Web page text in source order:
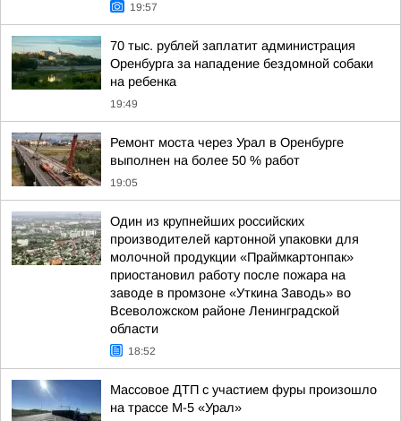
19:57
70 тыс. рублей заплатит администрация
Оренбурга за нападение бездомной собаки
на ребенка
19:49
Ремонт моста через Урал в Оренбурге
выполнен на более 50 % работ
19:05
Один из крупнейших российских
производителей картонной упаковки для
молочной продукции «Праймкартонпак»
приостановил работу после пожара на
заводе в промзоне «Уткина Заводь» во
Всеволожском районе Ленинградской
области
18:52
Массовое ДТП с участием фуры произошло
на трассе М-5 «Урал»